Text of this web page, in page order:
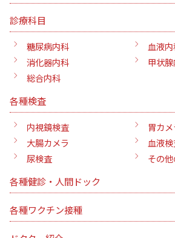
診療科目
糖尿病内科
血液
消化器内科
甲状
総合内科
各種検査
内視鏡検査
胃カ
大腸カメラ
血液
尿検査
その
各種健診・人間ドック
各種ワクチン接種